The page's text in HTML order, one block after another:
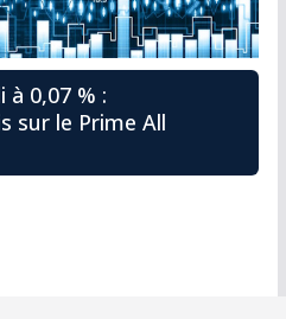
à 0,07 % :
sur le Prime All